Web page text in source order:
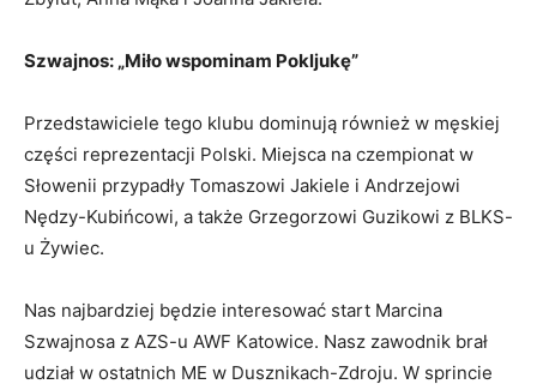
Szwajnos: „Miło wspominam Pokljukę”
Przedstawiciele tego klubu dominują również w męskiej
części reprezentacji Polski. Miejsca na czempionat w
Słowenii przypadły Tomaszowi Jakiele i Andrzejowi
Nędzy-Kubińcowi, a także Grzegorzowi Guzikowi z BLKS-
u Żywiec.
Nas najbardziej będzie interesować start Marcina
Szwajnosa z AZS-u AWF Katowice. Nasz zawodnik brał
udział w ostatnich ME w Dusznikach-Zdroju. W sprincie